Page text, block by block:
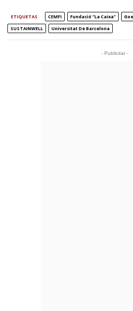
ETIQUETAS CEMFI Fundació ”la Caixa”
SUSTAINWELL
Universitat De Barcelona
- Publicitat -